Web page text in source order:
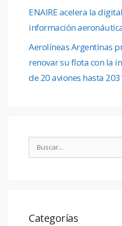
ENAIRE acelera la
información
Aerolíneas Argentinas
renovar su flota con la
de 20 aviones hasta
Categorías